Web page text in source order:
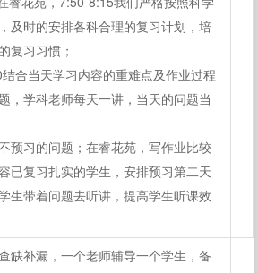
及时的安排各科合理的复习计划，培
复习习惯；
合当天学习内容的重难点及作业过程
，学科老师每天一讲，当天的问题当
预习的问题；在睿花苑，写作业比较
已复习扎实的学生，安排预习第二天
生带着问题去听讲，提高学生听课效
缺补漏，一个老师辅导一个学生，备